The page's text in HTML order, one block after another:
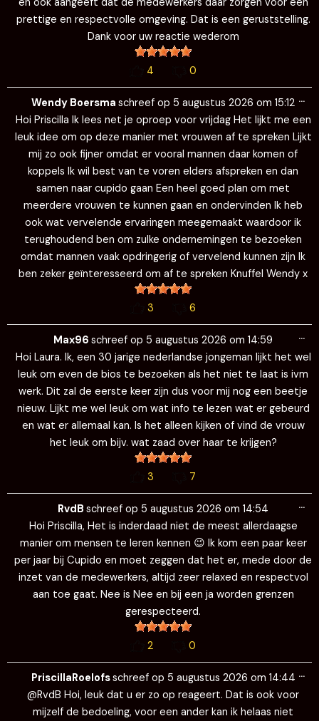
prettige en respectvolle omgeving. Dat is een geruststelling.
Dank voor uw reactie wederom
4 0
Wendy Boersma schreef op 5 augustus 2026 om 15:12
Hoi Priscilla Ik lees net je oproep voor vrijdag Het lijkt me een
leuk idee om op deze manier met vrouwen af te spreken Lijkt
mij zo ook fijner omdat er vooral mannen daar komen of
koppels Ik wil best van te voren elders afspreken en dan
samen naar cupido gaan Een heel goed plan om met
meerdere vrouwen te kunnen gaan en ondervinden Ik heb
ook wat vervelende ervaringen meegemaakt waardoor ik
terughoudend ben om zulke ondernemingen te bezoeken
omdat mannen vaak opdringerig of vervelend kunnen zijn Ik
ben zeker geïnteresseerd om af te spreken Knuffel Wendy x
3 6
…
Max96 schreef op 5 augustus 2026 om 14:59
Hoi Laura. Ik, een 30 jarige nederlandse jongeman lijkt het wel
leuk om even de bios te bezoeken als het niet te laat is ivm
werk. Dit zal de eerste keer zijn dus voor mij nog een beetje
nieuw. Lijkt me wel leuk om wat info te lezen wat er gebeurd
en wat er allemaal kan. Is het alleen kijken of vind de vrouw
het leuk om bijv. wat zaad over haar te krijgen?
3 7
…
RvdB schreef op 5 augustus 2026 om 14:54
Hoi Priscilla, Het is inderdaad niet de meest allerdaagse
manier om mensen te leren kennen 😉 Ik kom een paar keer
per jaar bij Cupido en moet zeggen dat het er, mede door de
inzet van de medewerkers, altijd zeer relaxed en respectvol
aan toe gaat. Nee is Nee en bij een ja worden grenzen
gerespecteerd.
2 0
…
PriscillaRoelofsschreef op 5 augustus 2026 om 14:44
@RvdB Hoi, leuk dat u er zo op reageert. Dat is ook voor
mijzelf de bedoeling, voor een ander kan ik helaas niet
…